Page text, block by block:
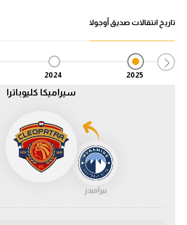
الدوري الألماني
الدوري الفرنسي
دوري أبطال إفريقيا
أقسام
تاريخ انتقالات صديق أوجولا
2025
2024
سيراميكا كليوباترا
بيراميدز